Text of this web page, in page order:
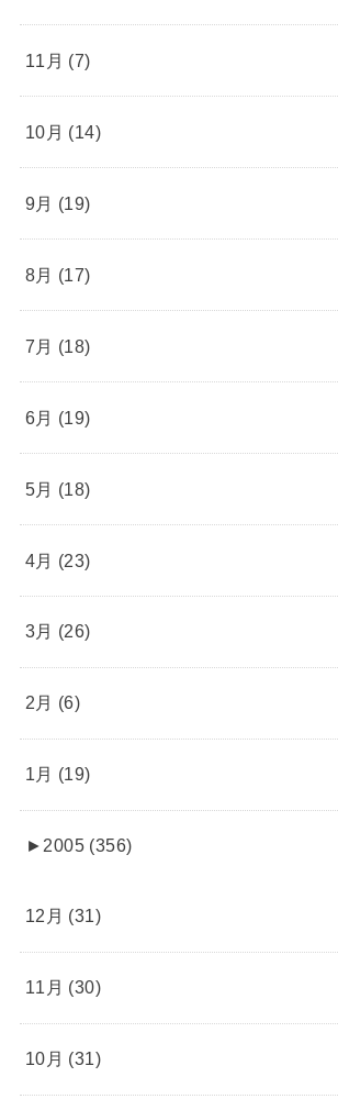
11月 (7)
10月 (14)
9月 (19)
8月 (17)
7月 (18)
6月 (19)
5月 (18)
4月 (23)
3月 (26)
2月 (6)
1月 (19)
► 2005 (356)
12月 (31)
11月 (30)
10月 (31)